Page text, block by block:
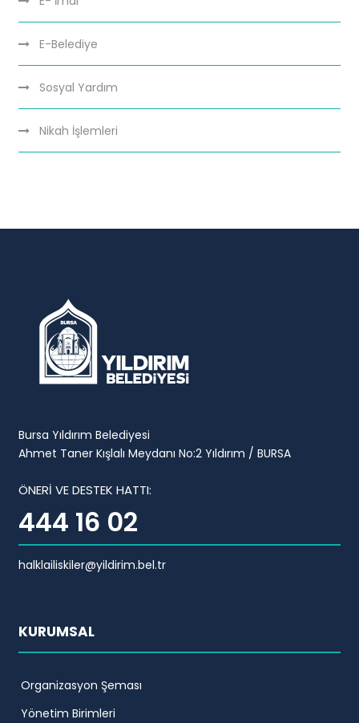
E-Belediye
Sosyal Yardım
Nikah İşlemleri
Bursa Yıldırım Belediyesi
Ahmet Taner Kışlalı Meydanı No:2 Yıldırım / BURSA
ÖNERİ VE DESTEK HATTI:
444 16 02
halklailiskiler@yildirim.bel.tr
KURUMSAL
Organizasyon Şeması
Yönetim Birimleri